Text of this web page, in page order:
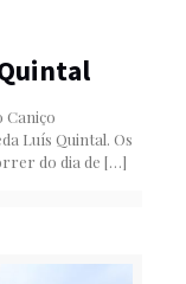
Caniço
Luís Quintal. Os
do dia de […]